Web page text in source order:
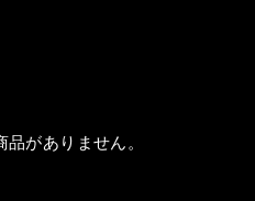
がありません。